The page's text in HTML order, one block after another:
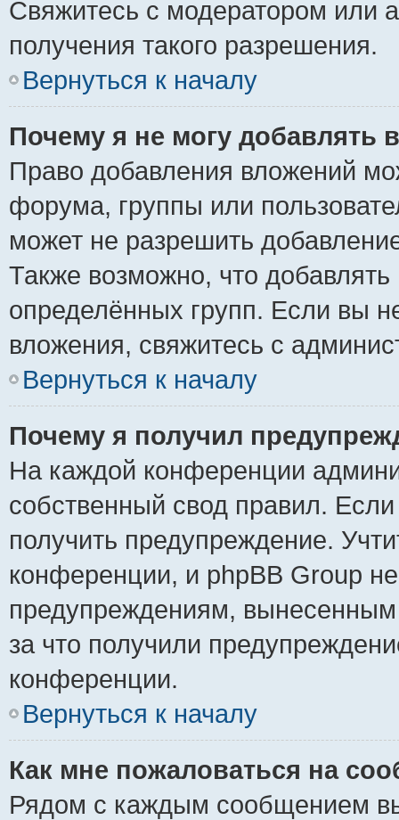
Свяжитесь с модератором или
получения такого разрешения.
Вернуться к началу
Почему я не могу добавлять
Право добавления вложений
форума, группы или
может не разрешить
Также возможно, что
определённых групп. Если вы
вложения, свяжитесь с
Вернуться к началу
Почему я получил
На каждой конференции
собственный свод правил.
получить предупреждение.
конференции, и phpBB Group
предупреждениям,
за что получили
конференции.
Вернуться к началу
Как мне пожаловаться на
Рядом с каждым сообщением